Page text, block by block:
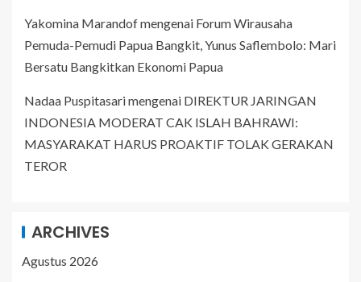
Yakomina Marandofmengenai Forum Wirausaha
Pemuda-Pemudi Papua Bangkit, Yunus Saflembolo: Mari
Bersatu Bangkitkan Ekonomi Papua
Nadaa Puspitasarimengenai DIREKTUR JARINGAN
INDONESIA MODERAT CAK ISLAH BAHRAWI:
MASYARAKAT HARUS PROAKTIF TOLAK GERAKAN
TEROR
ARCHIVES
Agustus 2026